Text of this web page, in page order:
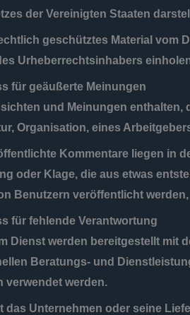
der Vereinigten Staaten
geschütztes Material vom
Urheberrechtsinhabers
für geäußerte Meinungen
und Meinungen
Organisation, eines
Kommentare liegen in
oder Klage, die aus etwas
Benutzern veröffentlicht
für fehlende Verantwortung
Dienst werden bereitgestellt mit
Beratungs- und
verwendet werden.
das Unternehmen oder seine